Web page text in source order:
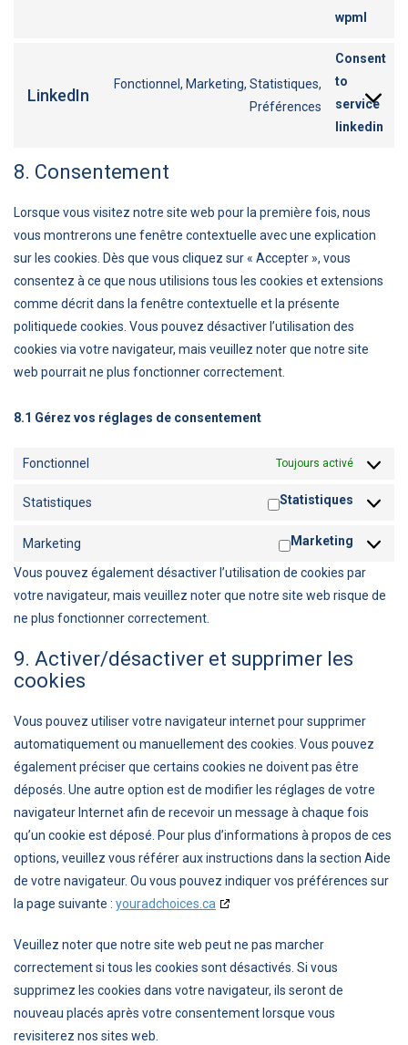
wpml
LinkedIn
Fonctionnel, Marketing, Statistiques,
Préférences
Consent
to
service
linkedin
8. Consentement
Lorsque vous visitez notre site web pour la première fois, nous
vous montrerons une fenêtre contextuelle avec une explication
sur les cookies. Dès que vous cliquez sur « Accepter », vous
consentez à ce que nous utilisions tous les cookies et extensions
comme décrit dans la fenêtre contextuelle et la présente
politiquede cookies. Vous pouvez désactiver l’utilisation des
cookies via votre navigateur, mais veuillez noter que notre site
web pourrait ne plus fonctionner correctement.
8.1 Gérez vos réglages de consentement
Fonctionnel Toujours activé
Statistiques Statistiques
Marketing Marketing
Vous pouvez également désactiver l’utilisation de cookies par
votre navigateur, mais veuillez noter que notre site web risque de
ne plus fonctionner correctement.
9. Activer/désactiver et supprimer les
cookies
Vous pouvez utiliser votre navigateur internet pour supprimer
automatiquement ou manuellement des cookies. Vous pouvez
également préciser que certains cookies ne doivent pas être
déposés. Une autre option est de modifier les réglages de votre
navigateur Internet afin de recevoir un message à chaque fois
qu’un cookie est déposé. Pour plus d’informations à propos de ces
options, veuillez vous référer aux instructions dans la section Aide
de votre navigateur. Ou vous pouvez indiquer vos préférences sur
la page suivante : youradchoices.ca
Veuillez noter que notre site web peut ne pas marcher
correctement si tous les cookies sont désactivés. Si vous
supprimez les cookies dans votre navigateur, ils seront de
nouveau placés après votre consentement lorsque vous
revisiterez nos sites web.